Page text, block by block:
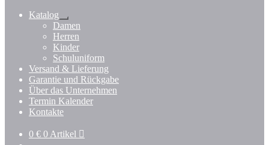
Katalog
Untermenü
öffnen
Damen
Herren
Kinder
Schuluniform
Versand & Lieferung
Garantie und Rückgabe
Über das Unternehmen
Termin Kalender
Kontakte
0 € 0 Artikel